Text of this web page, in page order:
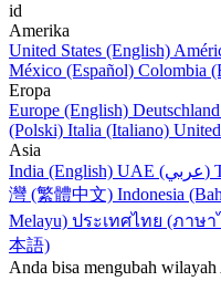
id
Amerika
United States (English)
México (Español) Colombia
Eropa
Europe (English)
(Polski) Italia (Italiano)
Asia
India (English)
UAE (عربي)
灣 (繁體中文) Indonesia
Melayu) ประเทศไทย (ภาษา
本語)
Anda bisa mengubah